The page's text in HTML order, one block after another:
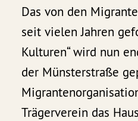
Das von den
seit vielen Jahren
Kulturen“ wird nun
der Münsterstraße
Trägerverein das